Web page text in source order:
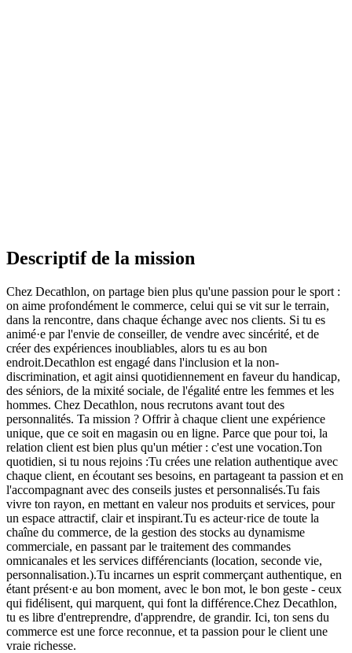
Descriptif de la mission
Chez Decathlon, on partage bien plus qu'une passion pour le sport :
on aime profondément le commerce, celui qui se vit sur le terrain,
dans la rencontre, dans chaque échange avec nos clients. Si tu es
animé·e par l'envie de conseiller, de vendre avec sincérité, et de
créer des expériences inoubliables, alors tu es au bon
endroit.Decathlon est engagé dans l'inclusion et la non-
discrimination, et agit ainsi quotidiennement en faveur du handicap,
des séniors, de la mixité sociale, de l'égalité entre les femmes et les
hommes. Chez Decathlon, nous recrutons avant tout des
personnalités. Ta mission ? Offrir à chaque client une expérience
unique, que ce soit en magasin ou en ligne. Parce que pour toi, la
relation client est bien plus qu'un métier : c'est une vocation.Ton
quotidien, si tu nous rejoins :Tu crées une relation authentique avec
chaque client, en écoutant ses besoins, en partageant ta passion et en
l'accompagnant avec des conseils justes et personnalisés.Tu fais
vivre ton rayon, en mettant en valeur nos produits et services, pour
un espace attractif, clair et inspirant.Tu es acteur·rice de toute la
chaîne du commerce, de la gestion des stocks au dynamisme
commerciale, en passant par le traitement des commandes
omnicanales et les services différenciants (location, seconde vie,
personnalisation.).Tu incarnes un esprit commerçant authentique, en
étant présent·e au bon moment, avec le bon mot, le bon geste - ceux
qui fidélisent, qui marquent, qui font la différence.Chez Decathlon,
tu es libre d'entreprendre, d'apprendre, de grandir. Ici, ton sens du
commerce est une force reconnue, et ta passion pour le client une
vraie richesse.